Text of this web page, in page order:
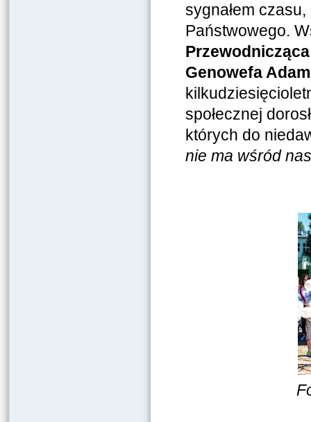
sygnałem
Państwowego.
Genowefa
społecznej
których do
nie ma wśród